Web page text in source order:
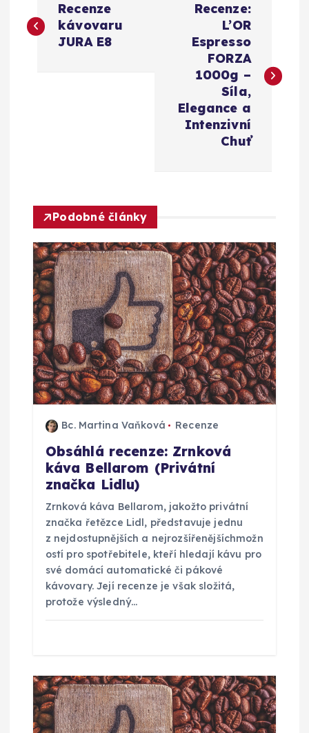
a
c
e
p
r
o
p
ř
Recenze
kávovaru
JURA E8
Recenze:
L’OR
Espresso
FORZA
1000g –
Síla,
Elegance a
Intenzivní
Chuť
Podobné články
Bc. Martina Vaňková Recenze
Obsáhlá recenze: Zrnková
káva Bellarom (Privátní
značka Lidlu)
Zrnková káva Bellarom, jakožto privátní
značka řetězce Lidl, představuje jednu
z nejdostupnějších a nejrozšířenějšíchmožn
ostí pro spotřebitele, kteří hledají kávu pro
své domácí automatické či pákové
kávovary. Její recenze je však složitá,
protože výsledný…